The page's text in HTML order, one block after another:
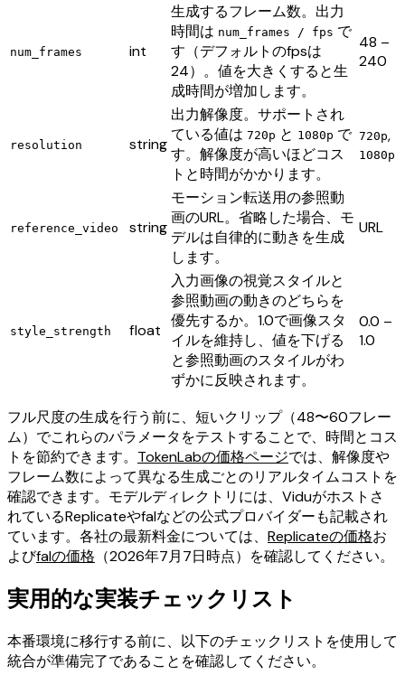
num_frames int
生成するフレーム数。出力
時間は num_frames / fps で
す（デフォルトのfpsは
24）。値を大きくすると生
成時間が増加します。
48 –
240
resolution string
出力解像度。サポートされ
ている値は 720p と 1080p で
す。解像度が高いほどコス
トと時間がかかります。
720p,
1080p
reference_video string
モーション転送用の参照動
画のURL。省略した場合、モ
デルは自律的に動きを生成
します。
URL
style_strength float
入力画像の視覚スタイルと
参照動画の動きのどちらを
優先するか。1.0で画像スタ
イルを維持し、値を下げる
と参照動画のスタイルがわ
ずかに反映されます。
0.0 –
1.0
フル尺度の生成を行う前に、短いクリップ（48〜60フレー
ム）でこれらのパラメータをテストすることで、時間とコス
トを節約できます。 TokenLabの価格ページでは、解像度や
フレーム数によって異なる生成ごとのリアルタイムコストを
確認できます。モデルディレクトリには、Viduがホストさ
れているReplicateやfalなどの公式プロバイダーも記載され
ています。各社の最新料金については、 Replicateの価格お
よびfalの価格 （2026年7月7日時点）を確認してください。
実用的な実装チェックリスト
本番環境に移行する前に、以下のチェックリストを使用して
統合が準備完了であることを確認してください。